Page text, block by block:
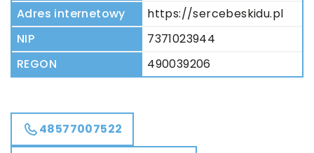
Adres internetowy
https://sercebeskidu.pl
NIP
7371023944
REGON
490039206
48577007522